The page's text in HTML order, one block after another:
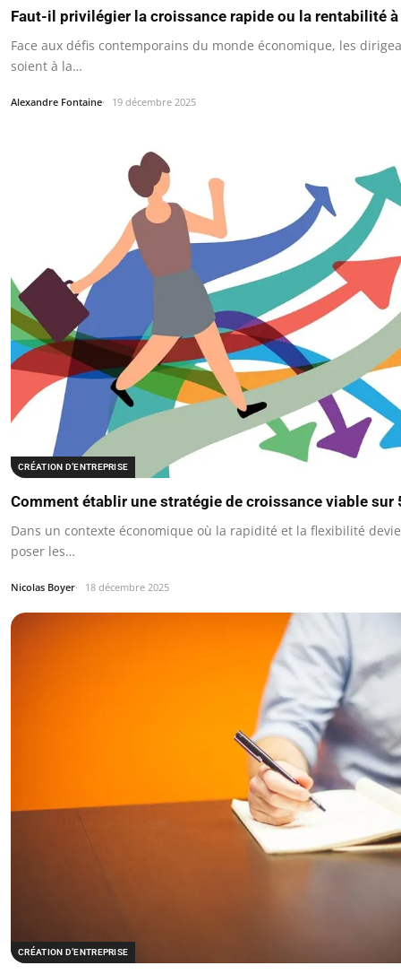
Faut-il privilégier la croissance rapide ou la rentabilité
Face aux défis contemporains du monde économique, les
soient à la…
Alexandre Fontaine 19 décembre 2025
CRÉATION D’ENTREPRISE
Comment établir une stratégie de croissance viable sur
Dans un contexte économique où la rapidité et la flexibilité
poser les…
Nicolas Boyer 18 décembre 2025
CRÉATION D’ENTREPRISE